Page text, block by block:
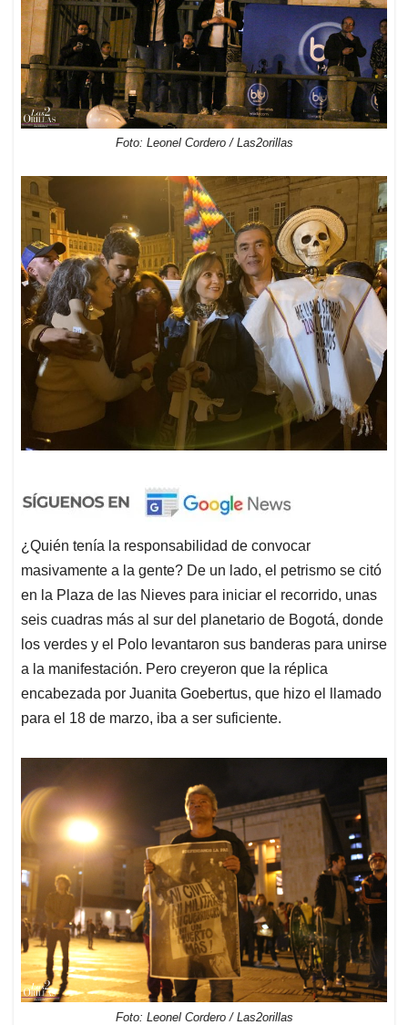
Foto: Leonel Cordero / Las2orillas
¿Quién tenía la responsabilidad de convocar
masivamente a la gente? De un lado, el petrismo se citó
en la Plaza de las Nieves para iniciar el recorrido, unas
seis cuadras más al sur del planetario de Bogotá, donde
los verdes y el Polo levantaron sus banderas para unirse
a la manifestación. Pero creyeron que la réplica
encabezada por Juanita Goebertus, que hizo el llamado
para el 18 de marzo, iba a ser suficiente.
Foto: Leonel Cordero / Las2orillas